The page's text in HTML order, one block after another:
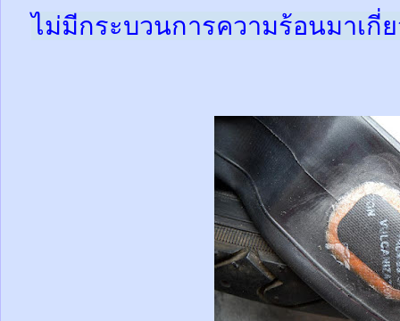
ไม่มีกระบวนการความร้อนมาเกี่